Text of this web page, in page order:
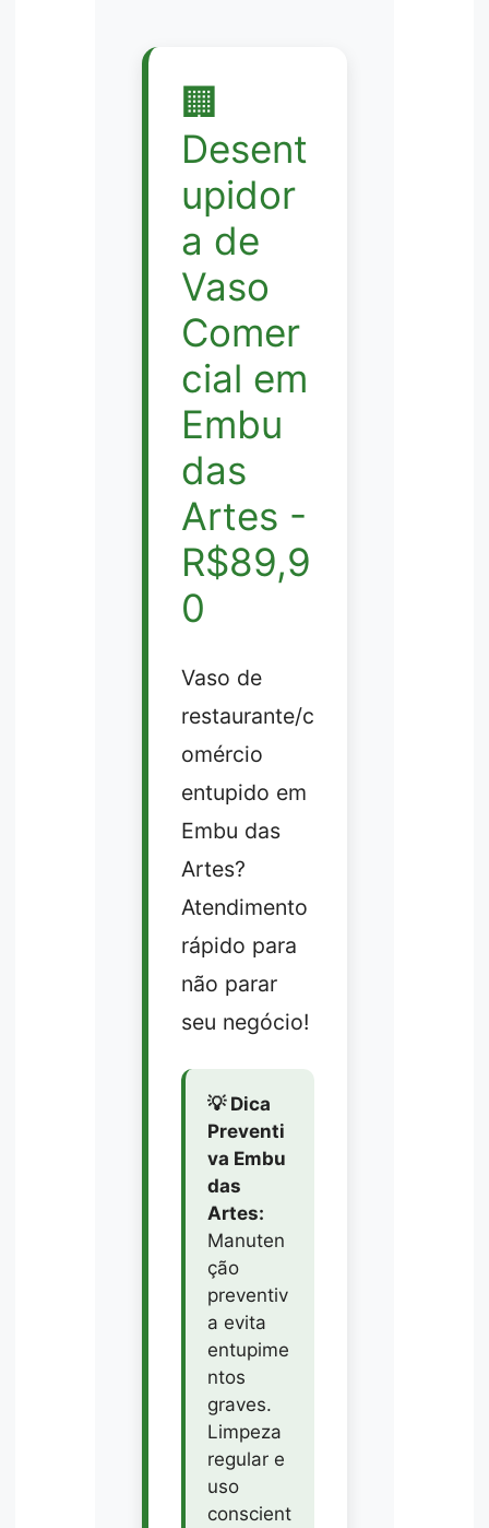
🏢
Desent
upidor
a de
Vaso
Comer
cial em
Embu
das
Artes -
R$89,9
0
Vaso de
restaurante/c
omércio
entupido em
Embu das
Artes?
Atendimento
rápido para
não parar
seu negócio!
💡 Dica
Preventi
va Embu
das
Artes:
Manuten
ção
preventiv
a evita
entupime
ntos
graves.
Limpeza
regular e
uso
conscient